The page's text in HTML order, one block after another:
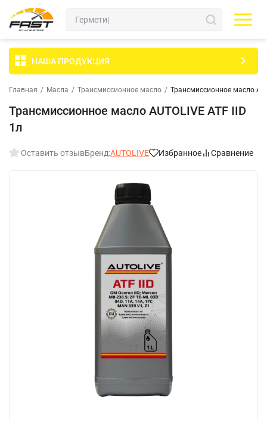
НАША ПРОДУКЦИЯ
Главная / Масла / Трансмиссионное масло / Трансмиссионное масло
Трансмиссионное масло AUTOLIVE ATF IID
1л
Оставить отзывБренд:AUTOLIVE Избранное Сравнение